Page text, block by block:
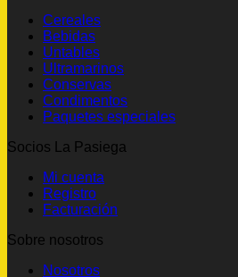
Cereales
Bebidas
Untables
Ultramarinos
Conservas
Condimentos
Paquetes especiales
Socios La Pasiega
Mi cuenta
Registro
Facturación
Sobre nosotros
Nosotros